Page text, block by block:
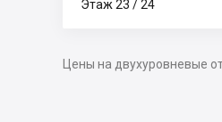
Этаж 23 / 24
Цены на двухуровневые